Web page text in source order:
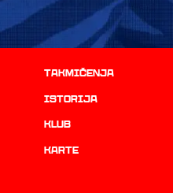
Takmičenja
istorija
Klub
Karte